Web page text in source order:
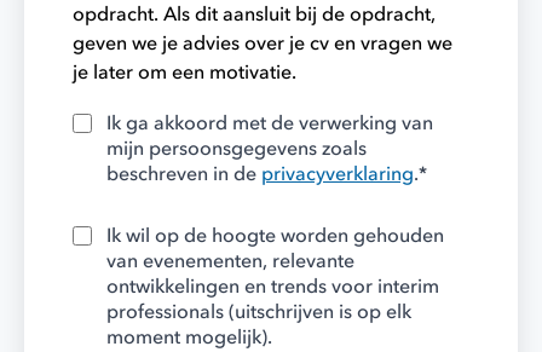
opdracht. Als dit aansluit bij de opdracht,
geven we je advies over je cv en vragen we
je later om een motivatie.
Ik ga akkoord met de verwerking van
mijn persoonsgegevens zoals
beschreven in de privacyverklaring.*
Ik wil op de hoogte worden gehouden
van evenementen, relevante
ontwikkelingen en trends voor interim
professionals (uitschrijven is op elk
moment mogelijk).